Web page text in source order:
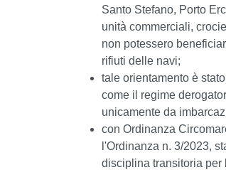
Santo Stefano, Porto
unità commerciali,
non potessero
rifiuti delle navi;
tale orientamento è
come il regime
unicamente da
con Ordinanza
l'Ordinanza n. 3/2023,
disciplina transitoria per